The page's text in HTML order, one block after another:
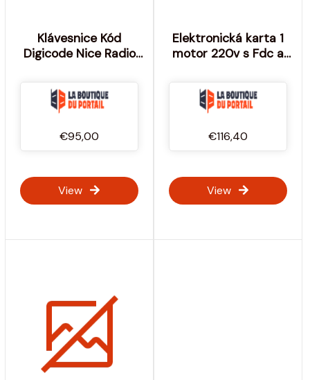
Klávesnice Kód
Digicode Nice Radio
NICE
€95,00
View
Elektronická karta 1
motor 220v s Fdc a
přijímač - Výrobce:
SEAV
€116,40
View